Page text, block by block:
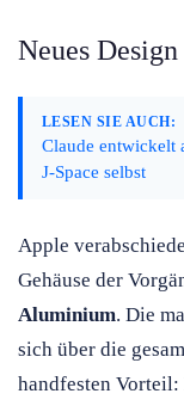
Neues
LESEN SIE AUCH:
Claude entwickelt
J-Space selbst
Apple
Gehäuse der
Aluminium. Die
sich über die
handfesten Vorteil: